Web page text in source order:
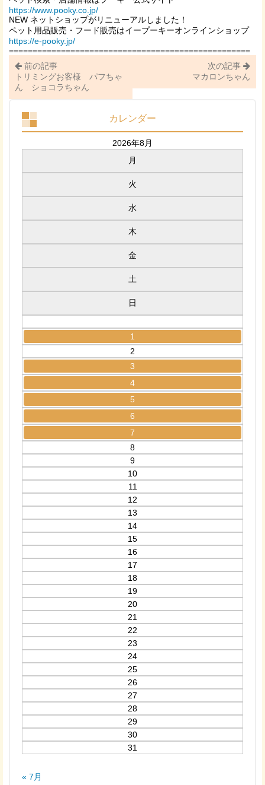
https://www.pooky.co.jp/
NEW ネットショップがリニューアルしました！
ペット用品販売・フード販売はイープーキーオンラインショップ
https://e-pooky.jp/
===================================================
前の記事
トリミングお客様 パフちゃ
ん ショコラちゃん
次の記事
マカロンちゃん
カレンダー
2026年8月
月
火
水
木
金
土
日
1
2
3
4
5
6
7
8
9
10
11
12
13
14
15
16
17
18
19
20
21
22
23
24
25
26
27
28
29
30
31
« 7月